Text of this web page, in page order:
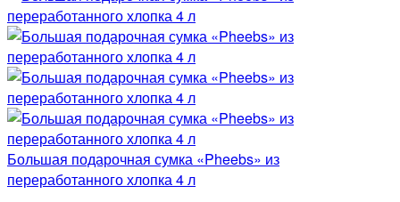
Большая подарочная сумка «Pheebs» из
переработанного хлопка 4 л